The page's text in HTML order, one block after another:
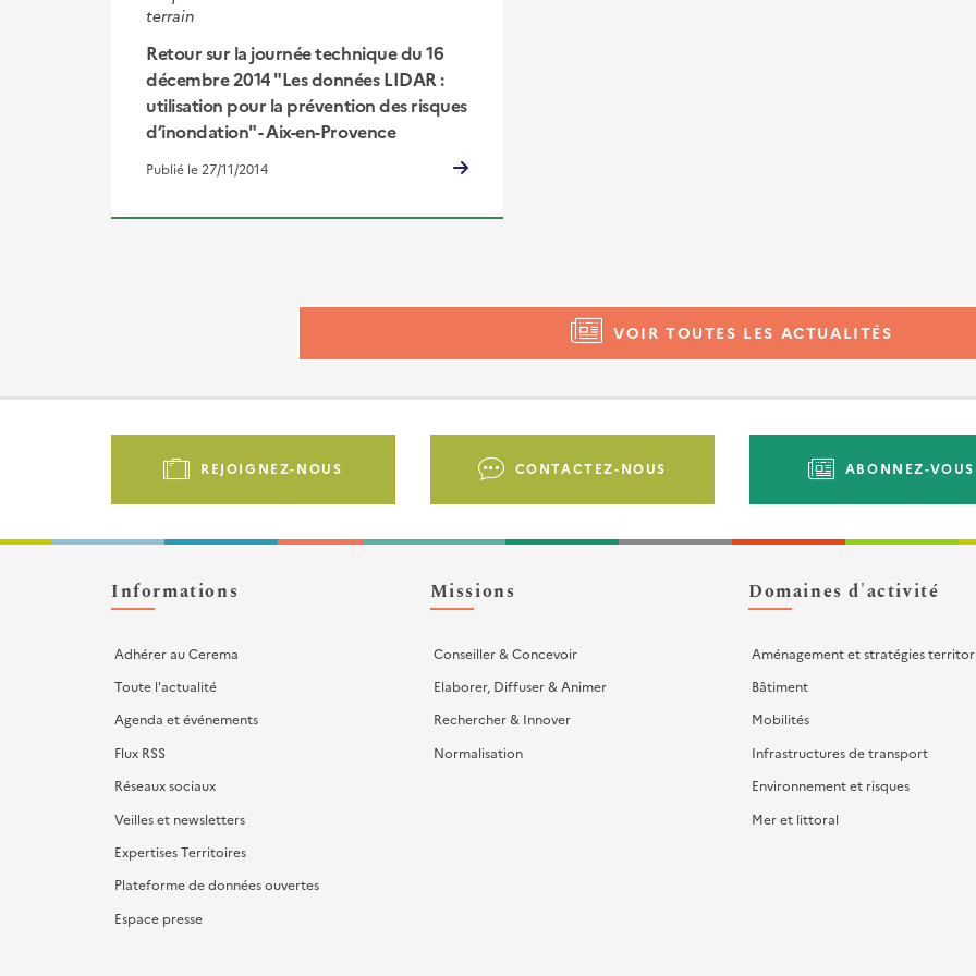
terrain
Retour sur la journée technique du 16
décembre 2014 "Les données LIDAR :
utilisation pour la prévention des risques
d’inondation" - Aix-en-Provence
Publié le 27/11/2014
VOIR TOUTES LES ACTUALITÉS
Pied
Liens
d'actions
REJOIGNEZ-NOUS CONTACTEZ-NOUS ABONNEZ-VOUS
Informations
Adhérer au Cerema
Toute l'actualité
Agenda et événements
Flux RSS
Réseaux sociaux
Veilles et newsletters
Expertises Territoires
Plateforme de données ouvertes
Espace presse
Missions
Conseiller & Concevoir
Elaborer, Diffuser & Animer
Rechercher & Innover
Normalisation
Domaines d'activité
Aménagement et stratégies
Bâtiment
Mobilités
Infrastructures de transport
Environnement et risques
Mer et littoral